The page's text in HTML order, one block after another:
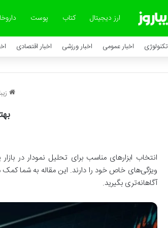
ارز دیجیتال کتاب پوست
تکنولوژی اخبار عمومی اخبار ورزشی اخبار اقتصادی
انتخاب ابزارهای مناسب برای تحلیل نمودار در
ویژگی‌های خاص خود را دارند. این مقاله به شما کمک
آگاهانه‌تری بگیرید.